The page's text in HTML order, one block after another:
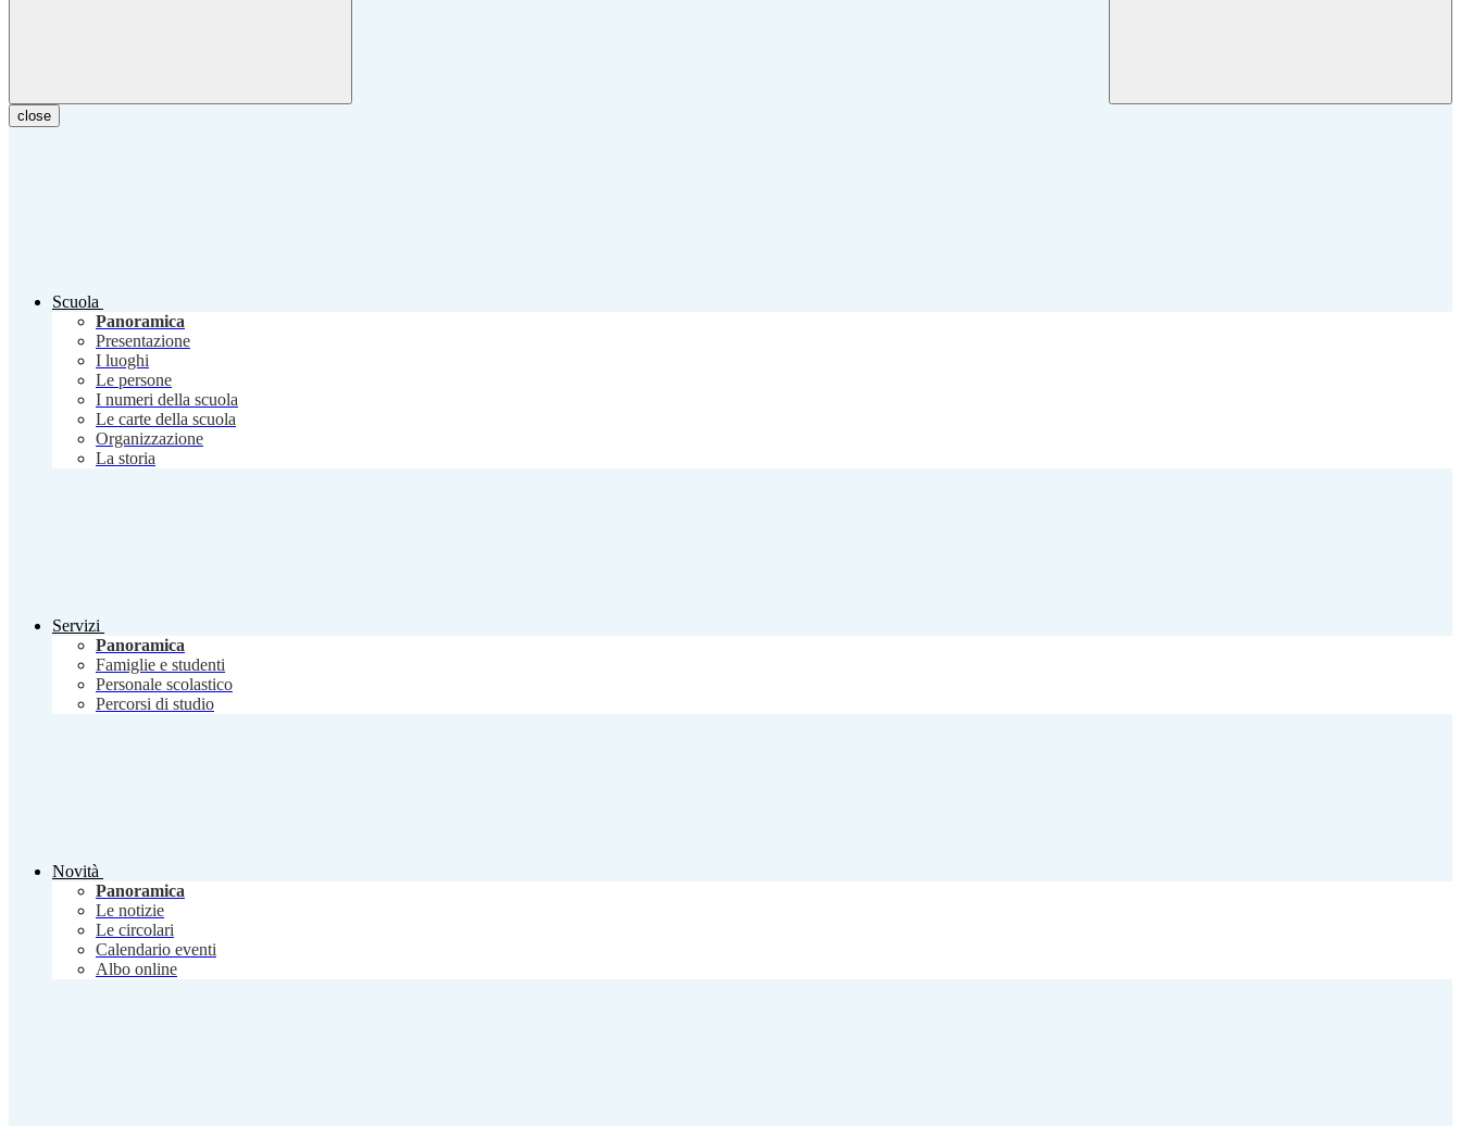
close
Scuola
Panoramica
Presentazione
I luoghi
Le persone
I numeri della scuola
Le carte della scuola
Organizzazione
La storia
Servizi
Panoramica
Famiglie e studenti
Personale scolastico
Percorsi di studio
Novità
Panoramica
Le notizie
Le circolari
Calendario eventi
Albo online